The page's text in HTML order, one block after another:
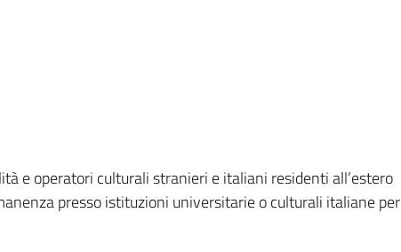
e operatori culturali stranieri e italiani residenti all’estero
presso istituzioni universitarie o culturali italiane per